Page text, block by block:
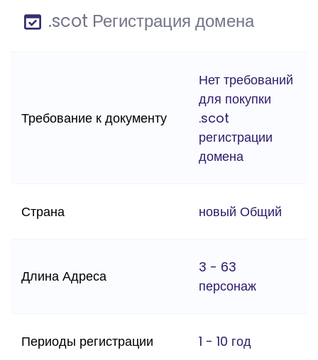
.scot Регистрация домена
Требование к документу
Нет требований
для покупки
.scot
регистрации
домена
Страна новый Общий
Длина Адреса
3 - 63
персонаж
Периоды регистрации 1 - 10 год